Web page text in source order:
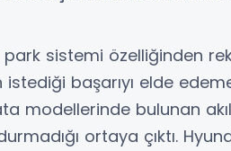
park sistemi özelliğinden
başarıyı elde
modellerinde bulunan
ortaya çıktı.